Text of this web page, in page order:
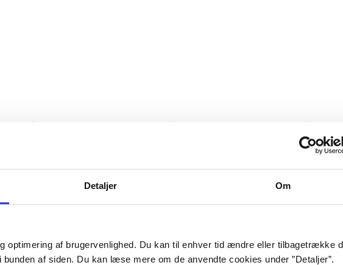
Detaljer Om
optimering af brugervenlighed. Du kan til enhver tid ændre eller tilbagetrække
af siden. Du kan læse mere om de anvendte cookies under ”Detaljer”.